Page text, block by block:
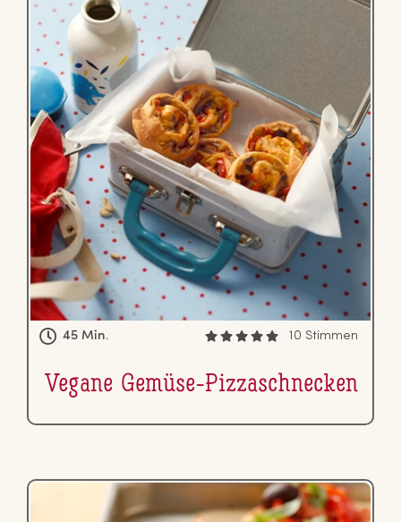
45 Min. 10 Stimmen
Vegane Gemüse-Piz­zaschne­cken